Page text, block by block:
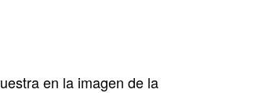
en la imagen de la